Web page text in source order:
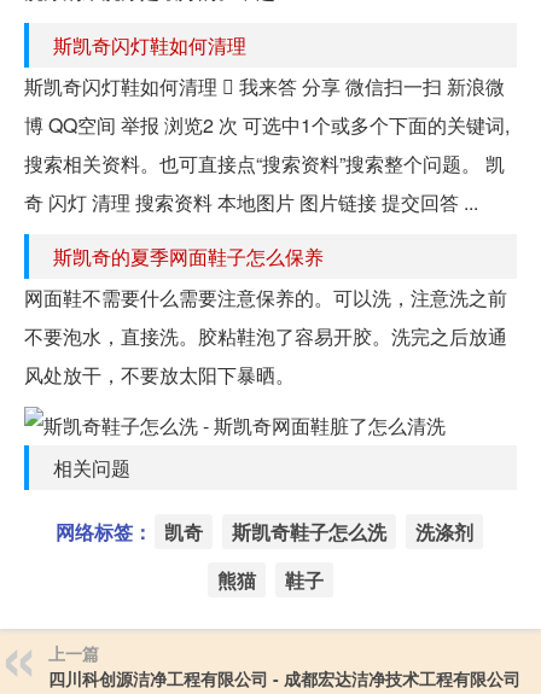
斯凯奇闪灯鞋如何清理
斯凯奇闪灯鞋如何清理  我来答 分享 微信扫一扫 新浪微
博 QQ空间 举报 浏览2 次 可选中1个或多个下面的关键词,
搜索相关资料。也可直接点“搜索资料”搜索整个问题。 凯
奇 闪灯 清理 搜索资料 本地图片 图片链接 提交回答 ...
斯凯奇的夏季网面鞋子怎么保养
网面鞋不需要什么需要注意保养的。可以洗，注意洗之前
不要泡水，直接洗。胶粘鞋泡了容易开胶。洗完之后放通
风处放干，不要放太阳下暴晒。
相关问题
网络标签： 凯奇 斯凯奇鞋子怎么洗
洗涤剂
熊猫
鞋子
上一篇
四川科创源洁净工程有限公司 - 成都宏达洁净技术工程有限公司